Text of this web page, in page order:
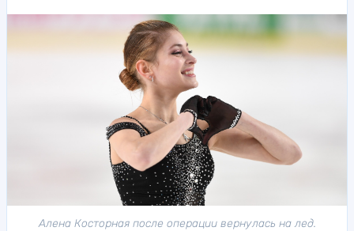
Алена Косторная после операции вернулась на лед.